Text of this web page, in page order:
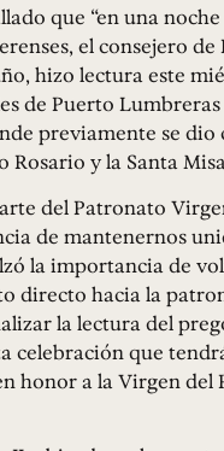
que “en una
el consejero de
hizo lectura este
de Puerto Lumbreras
previamente se
y la Santa
del Patronato
de mantenernos
la importancia de
directo hacia la
la lectura del
celebración que
honor a la Virgen del